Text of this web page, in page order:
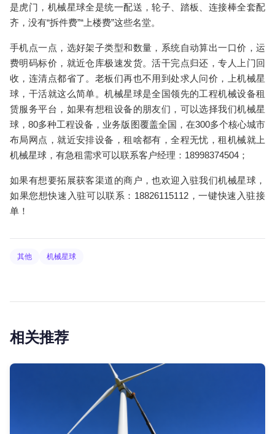
是虎门，机械星球全是统一配送，轮子、踏板、连接棒全套配
齐，没有“拆件费”“上楼费”这些名堂。
手机点一点，选好架子类型和数量，系统自动算出一口价，运
费明码标价，就近仓库极速发货。活干完点归还，专人上门回
收，连清点都省了。老板们再也不用到处求人问价，上机械星
球 ，干活就这么简单。机械星球是全国领先的工程机械设备租
赁服务平台，如果有想租设备的朋友们，可以选择我们机械星
球，80多种工程设备，业务版图覆盖全国，在300多个核心城市
布局网点，就近安排设备，租啥都有，全程无忧，租机械就上
机械星球，有急租需求可以联系客户经理：18998374504；
如果有想要拓展获客渠道的商户，也欢迎入驻我们机械星球，
如果您想快速入驻可以联系：18826115112，一键快速入驻接
单！
其他 机械星球
相关推荐